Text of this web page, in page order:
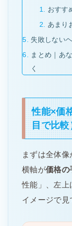
おすす
あまり
失敗しない
まとめ｜あ
く
性能×価
目で比較
まずは全体
横軸が価格の
性能」、左上
イメージで見